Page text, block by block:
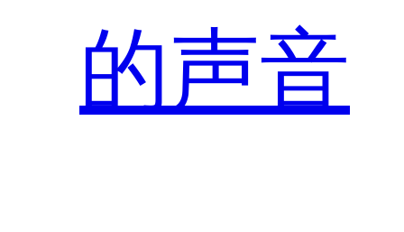
的声音